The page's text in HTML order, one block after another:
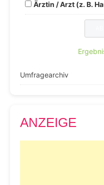
Ärztin / Arzt (z. B.
Umfragearchiv
ANZEIGE